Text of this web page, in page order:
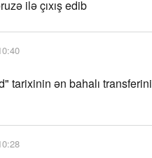
ilə çıxış edib
tarixinin ən bahalı transferini